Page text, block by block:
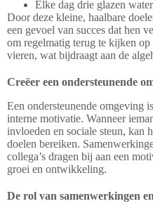
Elke dag drie glazen
Door deze kleine, haalbare
een gevoel van succes dat hen
om regelmatig terug te kijken
vieren, wat bijdraagt aan de
Creëer een ondersteunende
Een ondersteunende omgeving
interne motivatie. Wanneer
invloeden en sociale steun, kan
doelen bereiken.
collega’s dragen bij aan een
groei en ontwikkeling.
De rol van samenwerkingen